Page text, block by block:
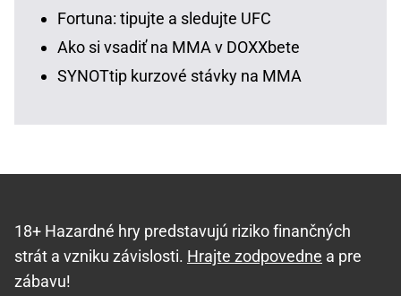
Fortuna: tipujte a sledujte UFC
Ako si vsadiť na MMA v DOXXbete
SYNOTtip kurzové stávky na MMA
18+ Hazardné hry predstavujú riziko finančných
strát a vzniku závislosti. Hrajte zodpovedne a pre
zábavu!